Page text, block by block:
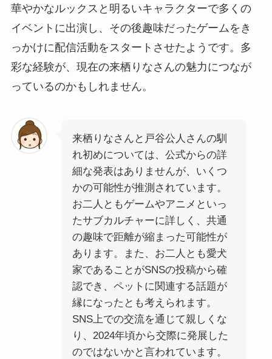
華やかなルックスと明るいキャラクターで多くの
イベントに出演し、その後趣味だったゲームをき
っかけに配信活動をスタートさせたようです。多
彩な経験が、現在の来栖りなさんの魅力につなが
っているのかもしれません。
来栖りなさんと戸谷公人さんの馴
れ初めについては、公式からの詳
細な発表はありませんが、いくつ
かの可能性が推測されています。
お二人ともゲームやアニメといっ
たサブカルチャーに詳しく、共通
の趣味で距離が縮まった可能性が
あります。また、お二人とも愛犬
家であることがSNSの投稿から確
認でき、ペットに関連する話題が
縁になったとも考えられます。
SNS上での交流を通じて親しくな
り、2024年頃から交際に発展した
のではないかと言われています。